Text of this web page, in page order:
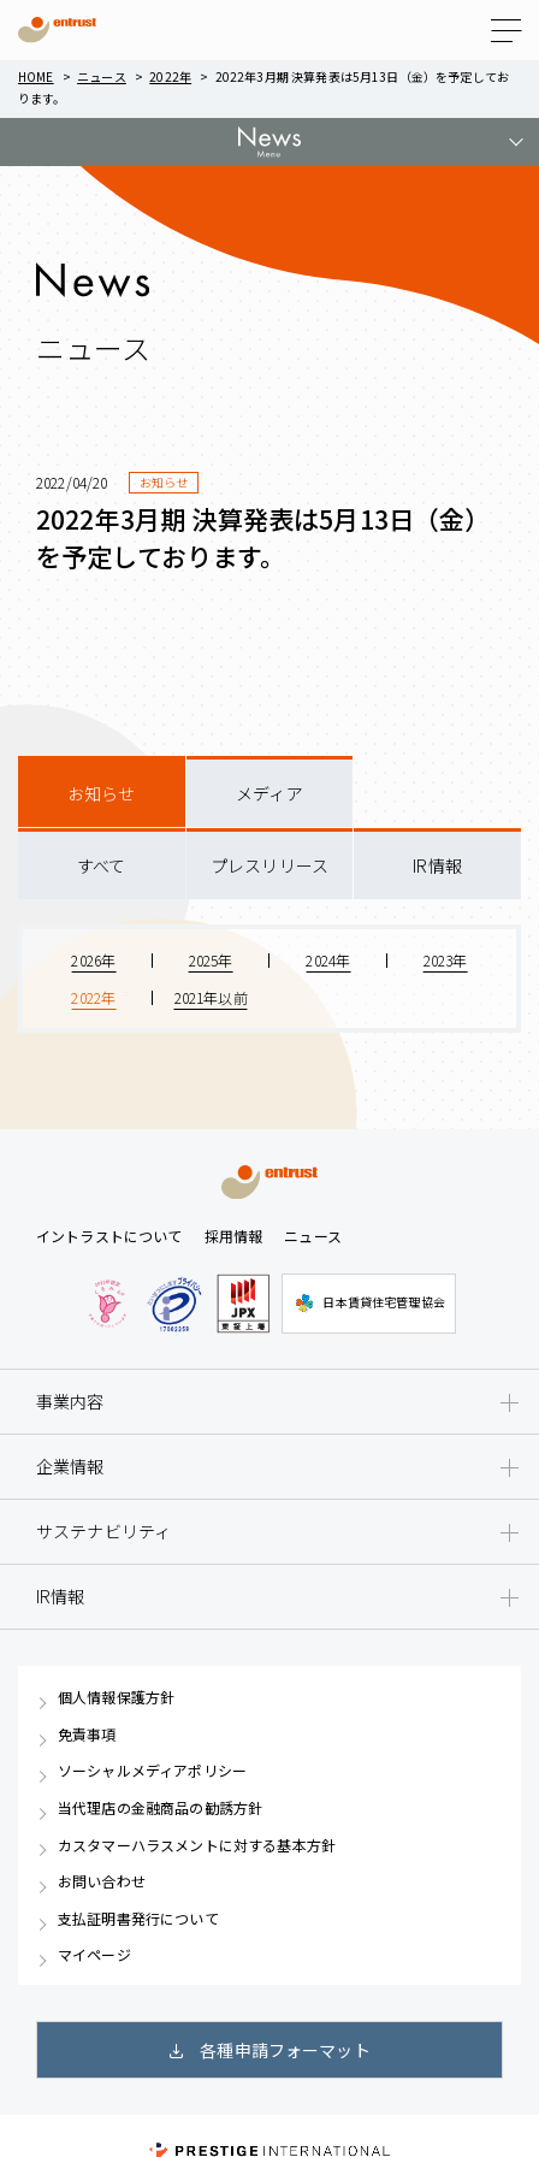
HOME ニュース 2022年
2022年3月期 決算発表は5月13日（金）を予定してお
ります。
ニュース
2022/04/20 お知らせ
2022年3月期 決算発表は5月13日（金）
を予定しております。
すべて プレスリリース IR情報
お知らせ メディア
2026年 2025年 2024年
2023年
2022年
2021年以前
イントラストについて 採用情報 ニュース
日本賃貸住宅管理協会
事業内容
企業情報
サステナビリティ
IR情報
個人情報保護方針
免責事項
ソーシャルメディアポリシー
当代理店の金融商品の勧誘方針
カスタマーハラスメントに対する基本方針
お問い合わせ
支払証明書発行について
マイページ
各種申請フォーマット